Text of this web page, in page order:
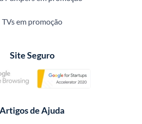
TVs em promoção
Site Seguro
Artigos de Ajuda